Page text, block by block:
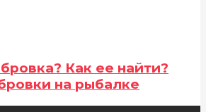
Как ее найти?
на рыбалке